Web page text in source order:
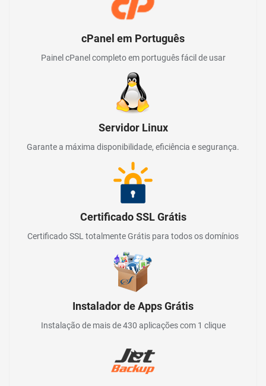
cPanel em Português
Painel cPanel completo em português fácil de usar
Servidor Linux
Garante a máxima disponibilidade, eficiência e segurança.
Certificado SSL Grátis
Certificado SSL totalmente Grátis para todos os domínios
Instalador de Apps Grátis
Instalação de mais de 430 aplicações com 1 clique